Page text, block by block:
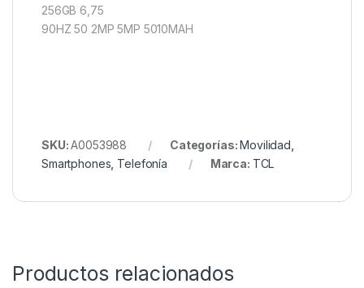
256GB 6,75
90HZ 50 2MP 5MP 5010MAH
SKU:A0053988 Categorías:Movilidad
Smartphones Telefonía Marca: TCL
Productos relacionados